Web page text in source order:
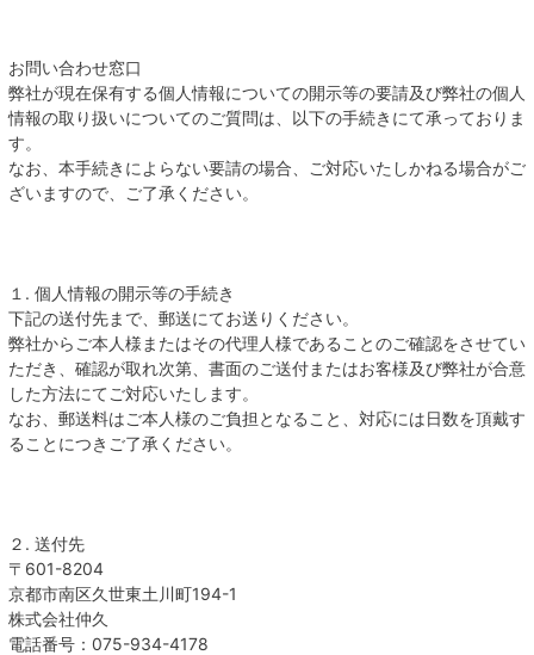
お問い合わせ窓口
弊社が現在保有する個人情報についての開示等の要請及び弊社の個人
情報の取り扱いについてのご質問は、以下の手続きにて承っておりま
す。
なお、本手続きによらない要請の場合、ご対応いたしかねる場合がご
ざいますので、ご了承ください。
１. 個人情報の開示等の手続き
下記の送付先まで、郵送にてお送りください。
弊社からご本人様またはその代理人様であることのご確認をさせてい
ただき、確認が取れ次第、書面のご送付またはお客様及び弊社が合意
した方法にてご対応いたします。
なお、郵送料はご本人様のご負担となること、対応には日数を頂戴す
ることにつきご了承ください。
２. 送付先
〒601-8204
京都市南区久世東土川町194-1
株式会社仲久
電話番号：075-934-4178